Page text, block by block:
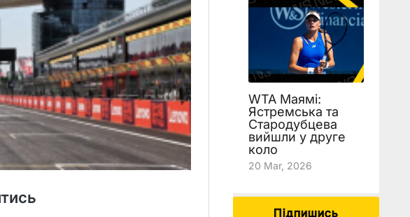
WTA Маямі:
Ястремська та
Стародубцева
вийшли у друге
коло
20 Mar, 2026
Підпишись